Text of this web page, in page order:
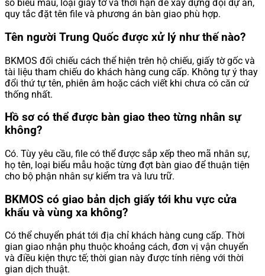
số biểu mẫu, loại giấy tờ và thời hạn để xây dựng đội dự án,
quy tắc đặt tên file và phương án bàn giao phù hợp.
Tên người Trung Quốc được xử lý như thế nào?
BKMOS đối chiếu cách thể hiện trên hộ chiếu, giấy tờ gốc và
tài liệu tham chiếu do khách hàng cung cấp. Không tự ý thay
đổi thứ tự tên, phiên âm hoặc cách viết khi chưa có căn cứ
thống nhất.
Hồ sơ có thể được bàn giao theo từng nhân sự
không?
Có. Tùy yêu cầu, file có thể được sắp xếp theo mã nhân sự,
họ tên, loại biểu mẫu hoặc từng đợt bàn giao để thuận tiện
cho bộ phận nhân sự kiểm tra và lưu trữ.
BKMOS có giao bản dịch giấy tới khu vực cửa
khẩu và vùng xa không?
Có thể chuyển phát tới địa chỉ khách hàng cung cấp. Thời
gian giao nhận phụ thuộc khoảng cách, đơn vị vận chuyển
và điều kiện thực tế; thời gian này được tính riêng với thời
gian dịch thuật.